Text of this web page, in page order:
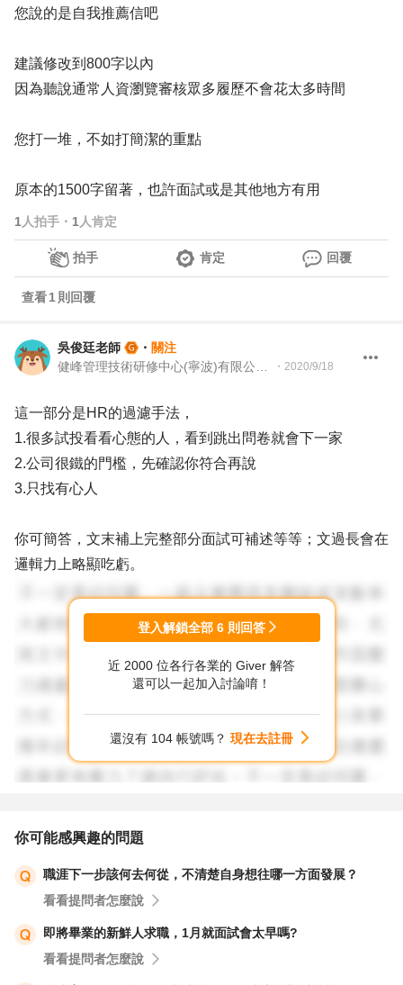
您說的是自我推薦信吧
建議修改到800字以內
因為聽說通常人資瀏覽審核眾多履歷不會花太多時間
您打一堆，不如打簡潔的重點
原本的1500字留著，也許面試或是其他地方有用
1 人拍手 ・ 1 人肯定
拍手 肯定 回覆
查看1 則回覆
吳俊廷老師 ・ 關注
・ 2020/9/18
這一部分是HR的過濾手法，
1.很多試投看看心態的人，看到跳出問卷就會下一家
2.公司很鐵的門檻，先確認你符合再說
3.只找有心人
你可簡答，文末補上完整部分面試可補述等等；文過長會在
邏輯力上略顯吃虧。
登入解鎖全部 6 則回答
近 2000 位各行各業的 Giver 解答
還可以一起加入討論唷！
還沒有 104 帳號嗎？ 現在去註冊
你可能感興趣的問題
職涯下一步該何去何從，不清楚自身想往哪一方面發展？
看看提問者怎麼說
即將畢業的新鮮人求職，1月就面試會太早嗎?
看看提問者怎麼說